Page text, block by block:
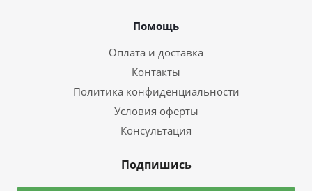
Помощь
Оплата и доставка
Контакты
Политика конфиденциальности
Условия оферты
Консультация
Подпишись